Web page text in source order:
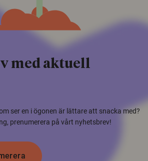
med aktuell
ser en i ögonen är lättare att snacka med?
prenumerera på vårt nyhetsbrev!